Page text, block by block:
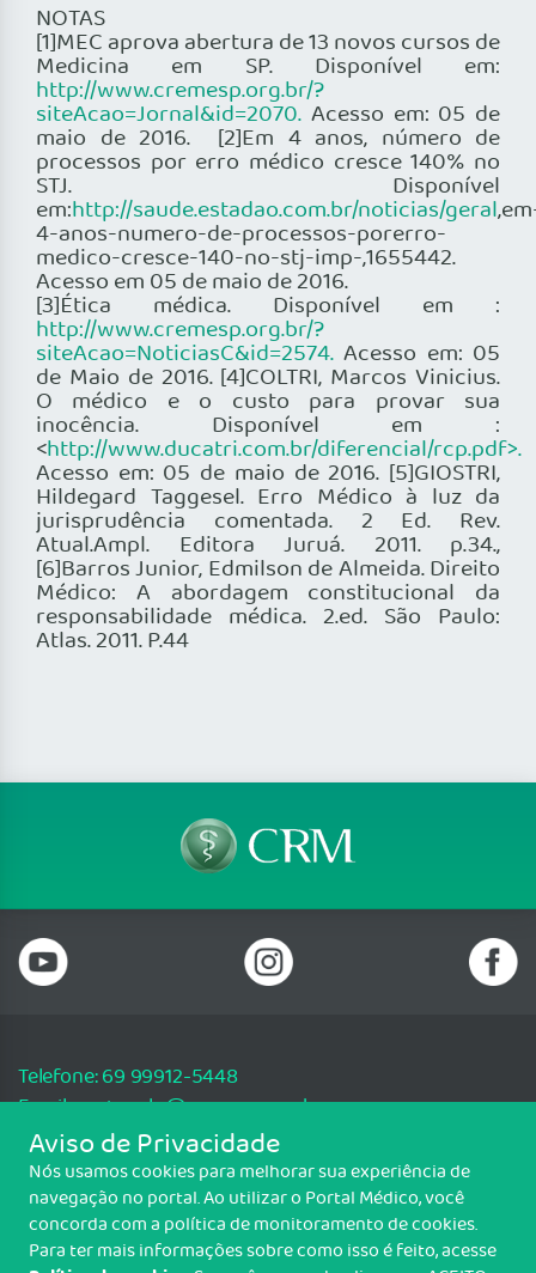
NOTAS
[1]MEC aprova abertura de 13 novos cursos de
Medicina em SP. Disponível em:
http://www.cremesp.org.br/?
siteAcao=Jornal&id=2070. Acesso em: 05 de
maio de 2016. [2]Em 4 anos, número de
processos por erro médico cresce 140% no
STJ. Disponível
em:http://saude.estadao.com.br/noticias/geral
4-anos-numero-de-processos-porerro-
medico-cresce-140-no-stj-imp-,1655442.
Acesso em 05 de maio de 2016.
[3]Ética médica. Disponível em :
http://www.cremesp.org.br/?
siteAcao=NoticiasC&id=2574. Acesso em: 05
de Maio de 2016. [4]COLTRI, Marcos Vinicius.
O médico e o custo para provar sua
inocência. Disponível em :
<http://www.ducatri.com.br/diferencial/rcp.pdf>.
Acesso em: 05 de maio de 2016. [5]GIOSTRI,
Hildegard Taggesel. Erro Médico à luz da
jurisprudência comentada. 2 Ed. Rev.
Atual.Ampl. Editora Juruá. 2011. p.34.,
[6]Barros Junior, Edmilson de Almeida. Direito
Médico: A abordagem constitucional da
responsabilidade médica. 2.ed. São Paulo:
Atlas. 2011. P.44
Telefone: 69 99912-5448
Email: protocolo@cremero.org.br
Avenida dos Imigrantes, 3414, Liberdade, Porto Velho/RO - CEP: 76803-
850
Copyright CREMERO. Todos os direitos reservados.
TRANSPARÊNCIA E PRESTAÇÃO DE
Aviso de Privacidade
Nós usamos cookies para melhorar sua experiência de
navegação no portal. Ao utilizar o Portal Médico, você
concorda com a política de monitoramento de cookies.
Para ter mais informações sobre como isso é feito, acesse